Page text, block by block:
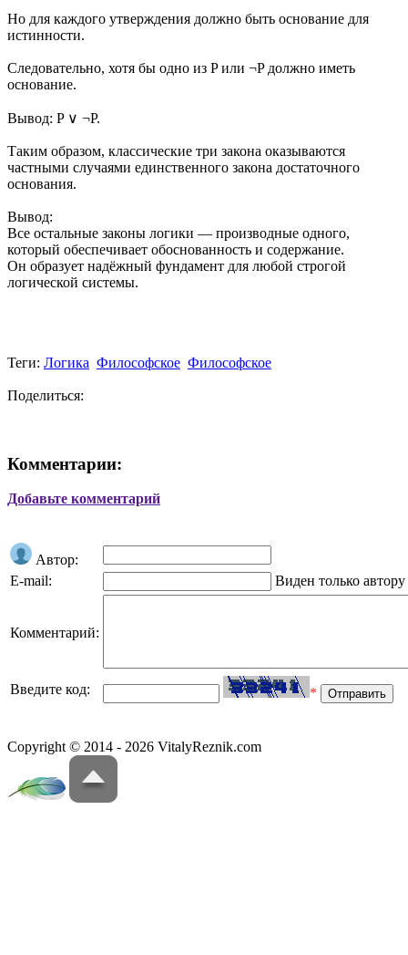
Но для каждого утверждения должно быть основание для
истинности.
Следовательно, хотя бы одно из P или ¬P должно иметь
основание.
Вывод: P ∨ ¬P.
Таким образом, классические три закона оказываются
частными случаями единственного закона достаточного
основания.
Вывод:
Все остальные законы логики — производные одного,
который обеспечивает обоснованность и содержание.
Он образует надёжный фундамент для любой строгой
логической системы.
Теги: Логика Философское Философское
Поделиться:
Комментарии:
Добавьте комментарий
Автор:
E-mail:
Виден только автору
Комментарий:
Введите код: *
Copyright © 2014 - 2026 VitalyReznik.com